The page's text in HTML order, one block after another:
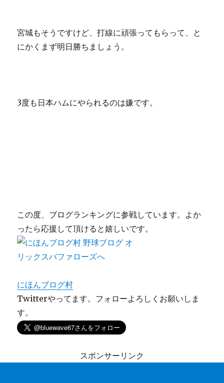
宮城もそうですけど、打線に頑張ってもらって、と
にかくまず明日勝ちましょう。
3度も日本ハムにやられるのは嫌です。
この度、ブログランキングに参戦しています。よか
ったら応援して頂けると嬉しいです。
にほんブログ村
Twitterやってます。フォローよろしくお願いしま
す。
スポンサーリンク